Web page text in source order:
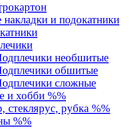
и подокатники
необшитые
обшитые
сложные
и хобби %%
стеклярус, рубка %%
%%